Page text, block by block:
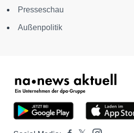
Presseschau
Außenpolitik